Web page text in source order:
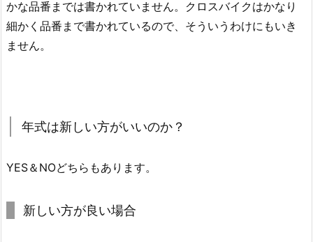
かな品番までは書かれていません。クロスバイクはかなり
細かく品番まで書かれているので、そういうわけにもいき
ません。
年式は新しい方がいいのか？
YES＆NOどちらもあります。
新しい方が良い場合